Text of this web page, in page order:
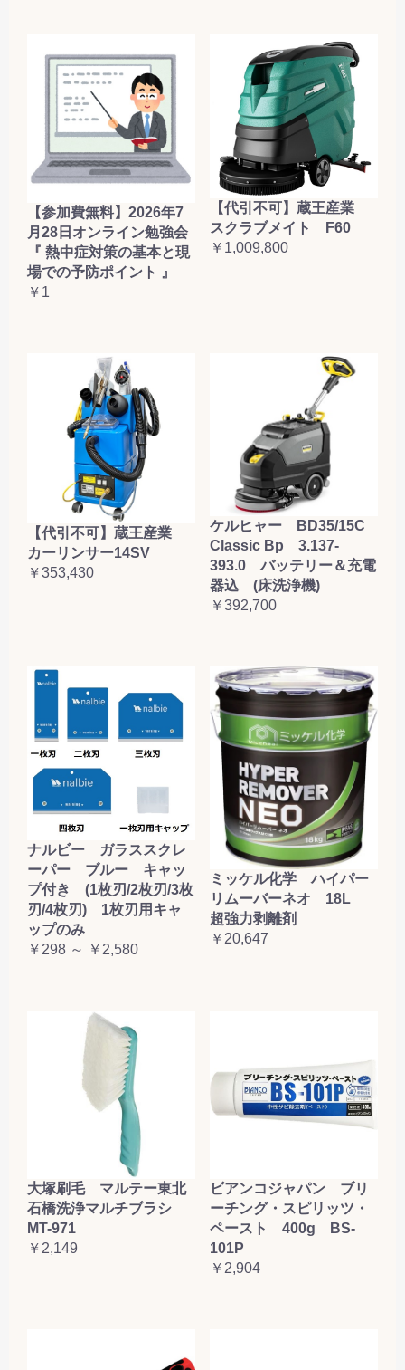
【参加費無料】2026年7
月28日オンライン勉強会
『 熱中症対策の基本と現
場での予防ポイント 』
￥1
【代引不可】蔵王産業
スクラブメイト F60
￥1,009,800
【代引不可】蔵王産業
カーリンサー14SV
￥353,430
ケルヒャー BD35/15C
Classic Bp 3.137-
393.0 バッテリー＆充電
器込 (床洗浄機)
￥392,700
ナルビー ガラススクレ
ーパー ブルー キャッ
プ付き (1枚刃/2枚刃/3枚
刃/4枚刃) 1枚刃用キャ
ップのみ
￥298 ～ ￥2,580
ミッケル化学 ハイパー
リムーバーネオ 18L
超強力剥離剤
￥20,647
大塚刷毛 マルテー東北
石橋洗浄マルチブラシ
MT-971
￥2,149
ビアンコジャパン ブリ
ーチング・スピリッツ・
ペースト 400g BS-
101P
￥2,904